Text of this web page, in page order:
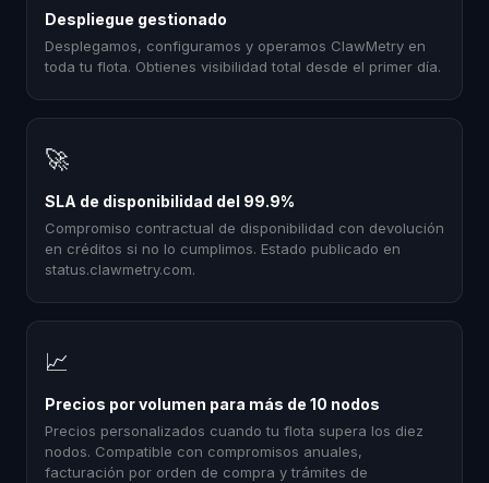
Despliegue gestionado
Desplegamos, configuramos y operamos ClawMetry en
toda tu flota. Obtienes visibilidad total desde el primer día.
🚀
SLA de disponibilidad del 99.9%
Compromiso contractual de disponibilidad con devolución
en créditos si no lo cumplimos. Estado publicado en
status.clawmetry.com.
📈
Precios por volumen para más de 10 nodos
Precios personalizados cuando tu flota supera los diez
nodos. Compatible con compromisos anuales,
facturación por orden de compra y trámites de